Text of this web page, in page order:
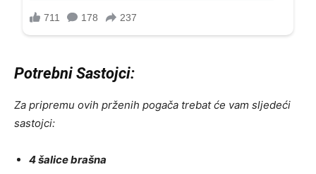
Potrebni Sastojci:
Za pripremu ovih prženih pogača trebat će vam sljedeći
sastojci:
4 šalice brašna